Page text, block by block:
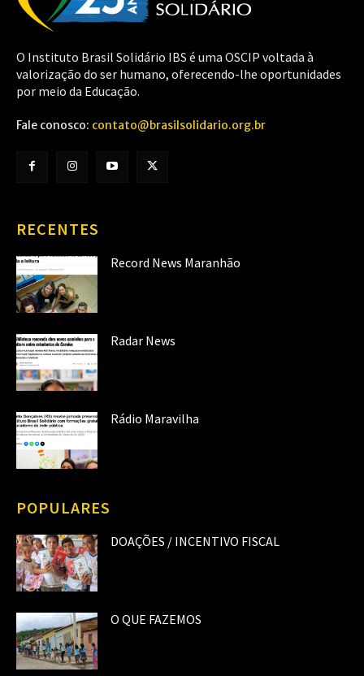
O Instituto Brasil Solidário IBS é uma OSCIP voltada à
valorização do ser humano, oferecendo-lhe oportunidades
por meio da Educação.
Fale conosco: contato@brasilsolidario.org.br
RECENTES
Record News Maranhão
Radar News
Rádio Maravilha
POPULARES
DOAÇÕES / INCENTIVO FISCAL
O QUE FAZEMOS